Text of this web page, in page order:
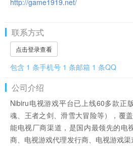
http://game1919.net/
联系方式
点击登录查看
包含 1 条手机号 1 条邮箱 1 条QQ
公司介绍
Nibiru电视游戏平台已上线60多款正
魂、王者之剑、滑雪大冒险等），覆
能电视厂商渠道，是国内最领先的电
商、电视游戏代理发行商、电视游戏